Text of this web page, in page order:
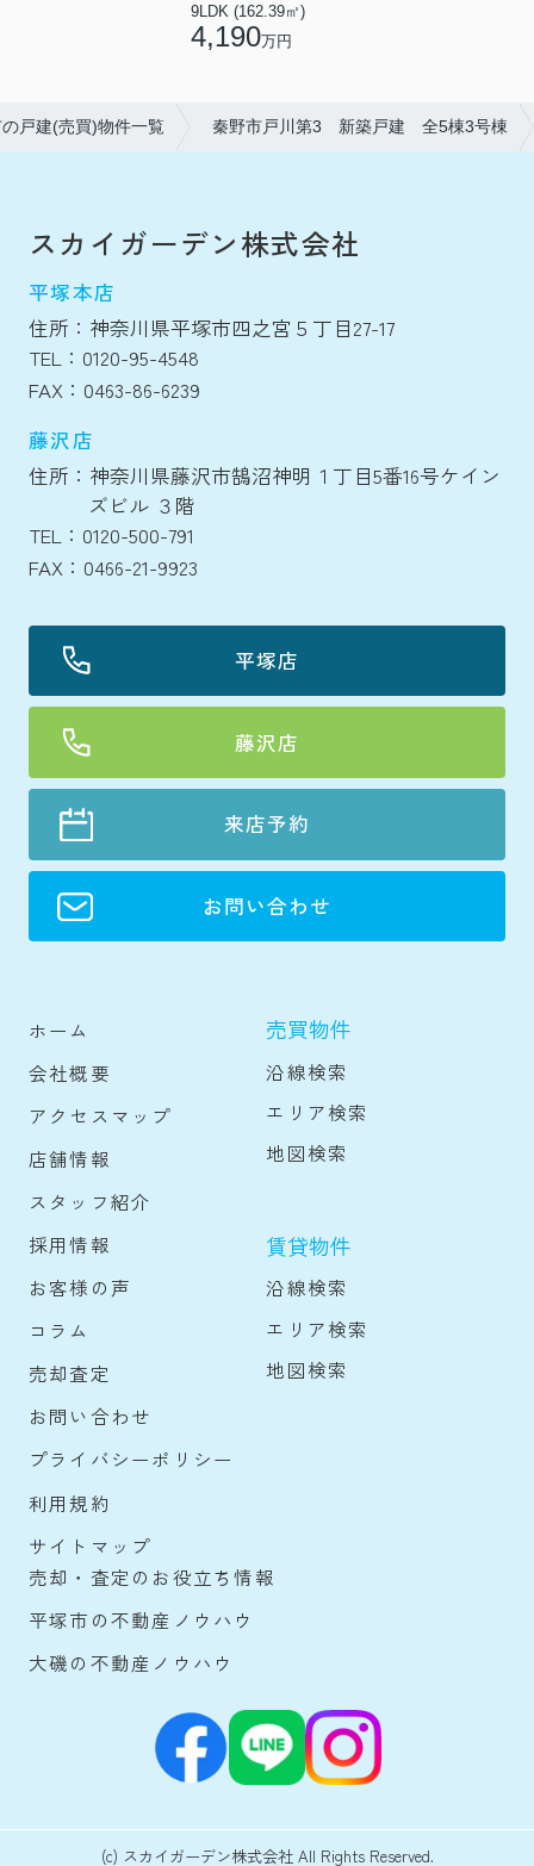
9LDK (162.39㎡)
4,190万円
戸建(売買)物件一覧 秦野市戸川第3 新築戸建 全5棟3号棟
スカイガーデン株式会社
平塚本店
住所：神奈川県平塚市四之宮５丁目27-17
TEL：0120-95-4548
FAX：0463-86-6239
藤沢店
住所：神奈川県藤沢市鵠沼神明１丁目5番16号ケイン
ズビル ３階
TEL：0120-500-791
FAX：0466-21-9923
平塚店
藤沢店
来店予約
お問い合わせ
ホーム
会社概要
アクセスマップ
店舗情報
スタッフ紹介
採用情報
お客様の声
コラム
売却査定
お問い合わせ
プライバシーポリシー
利用規約
サイトマップ
売買物件
沿線検索
エリア検索
地図検索
賃貸物件
沿線検索
エリア検索
地図検索
売却・査定のお役立ち情報
平塚市の不動産ノウハウ
大磯の不動産ノウハウ
(c) スカイガーデン株式会社 All Rights Reserved.